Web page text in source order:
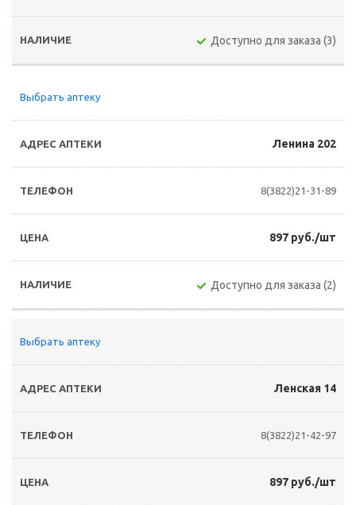
Доступно для заказа (3)
Выбрать аптеку
Ленина 202
8(3822)21-31-89
897 руб./шт
Доступно для заказа (2)
Выбрать аптеку
Ленская 14
8(3822)21-42-97
897 руб./шт